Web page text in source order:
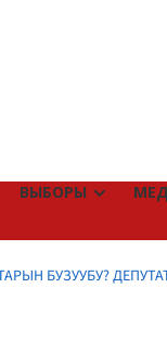
ВЫБОРЫ
БУЗУУБУ?